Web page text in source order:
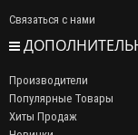
Связаться с нами
Производители
Популярные Товары
Хиты Продаж